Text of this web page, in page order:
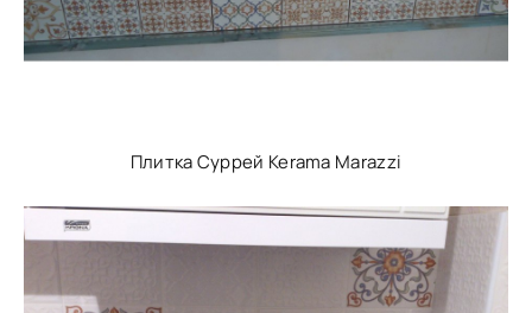
Плитка Суррей Kerama Marazzi